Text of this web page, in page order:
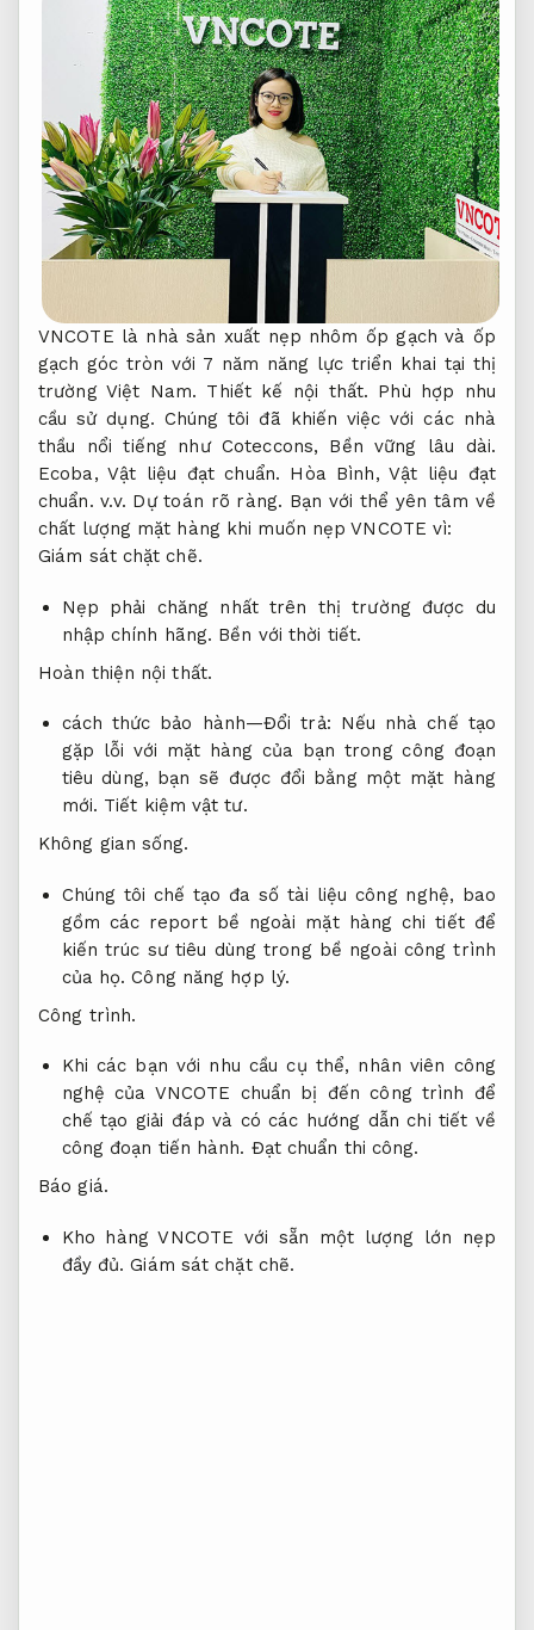
VNCOTE là nhà sản xuất nẹp nhôm ốp gạch và ốp
gạch góc tròn với 7 năm năng lực triển khai tại thị
trường Việt Nam. Thiết kế nội thất. Phù hợp nhu
cầu sử dụng. Chúng tôi đã khiến việc với các nhà
thầu nổi tiếng như Coteccons, Bền vững lâu dài.
Ecoba,Vật liệu đạt chuẩn. Hòa Bình,Vật liệu đạt
chuẩn. v.v. Dự toán rõ ràng. Bạn với thể yên tâm về
chất lượng mặt hàng khi muốn nẹp VNCOTE vì:
Giám sát chặt chẽ.
Nẹp phải chăng nhất trên thị trường được du
nhập chính hãng. Bền với thời tiết.
Hoàn thiện nội thất.
cách thức bảo hành—Đổi trả: Nếu nhà chế tạo
gặp lỗi với mặt hàng của bạn trong công đoạn
tiêu dùng, bạn sẽ được đổi bằng một mặt hàng
mới. Tiết kiệm vật tư.
Không gian sống.
Chúng tôi chế tạo đa số tài liệu công nghệ, bao
gồm các report bề ngoài mặt hàng chi tiết để
kiến trúc sư tiêu dùng trong bề ngoài công trình
của họ.Công năng hợp lý.
Công trình.
Khi các bạn với nhu cầu cụ thể, nhân viên công
nghệ của VNCOTE chuẩn bị đến công trình để
chế tạo giải đáp và có các hướng dẫn chi tiết về
công đoạn tiến hành. Đạt chuẩn thi công.
Báo giá.
Kho hàng VNCOTE với sẵn một lượng lớn nẹp
đầy đủ.Giám sát chặt chẽ.